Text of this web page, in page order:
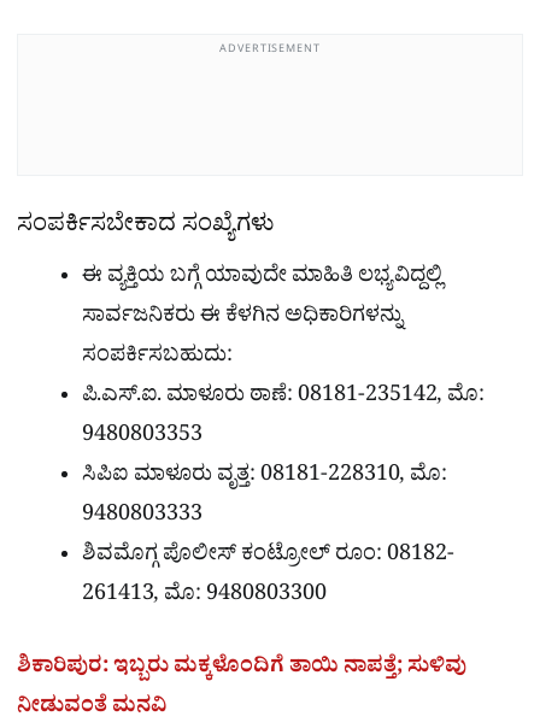
ADVERTISEMENT
ಸಂಪರ್ಕಿಸಬೇಕಾದ ಸಂಖ್ಯೆಗಳು
ಈ ವ್ಯಕ್ತಿಯ ಬಗ್ಗೆ ಯಾವುದೇ ಮಾಹಿತಿ ಲಭ್ಯವಿದ್ದಲ್ಲಿ
ಸಾರ್ವಜನಿಕರು ಈ ಕೆಳಗಿನ ಅಧಿಕಾರಿಗಳನ್ನು
ಸಂಪರ್ಕಿಸಬಹುದು:
ಪಿ.ಎಸ್.ಐ. ಮಾಳೂರು ಠಾಣೆ: 08181-235142, ಮೊ:
9480803353
ಸಿಪಿಐ ಮಾಳೂರು ವೃತ್ತ: 08181-228310, ಮೊ:
9480803333
ಶಿವಮೊಗ್ಗ ಪೊಲೀಸ್ ಕಂಟ್ರೋಲ್ ರೂಂ: 08182-
261413, ಮೊ: 9480803300
ಶಿಕಾರಿಪುರ: ಇಬ್ಬರು ಮಕ್ಕಳೊಂದಿಗೆ ತಾಯಿ ನಾಪತ್ತೆ; ಸುಳಿವು
ನೀಡುವಂತೆ ಮನವಿ